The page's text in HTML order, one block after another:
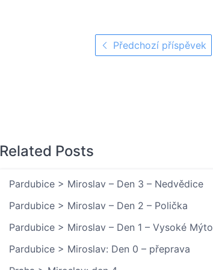
Předchozí příspěvek
Related Posts
Pardubice > Miroslav – Den 3 – Nedvědice
Pardubice > Miroslav – Den 2 – Polička
Pardubice > Miroslav – Den 1 – Vysoké Mýto
Pardubice > Miroslav: Den 0 – přeprava